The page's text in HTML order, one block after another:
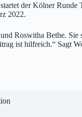
der Kölner
2022.
Roswitha Bethe.
ist hilfreich.“ Sagt